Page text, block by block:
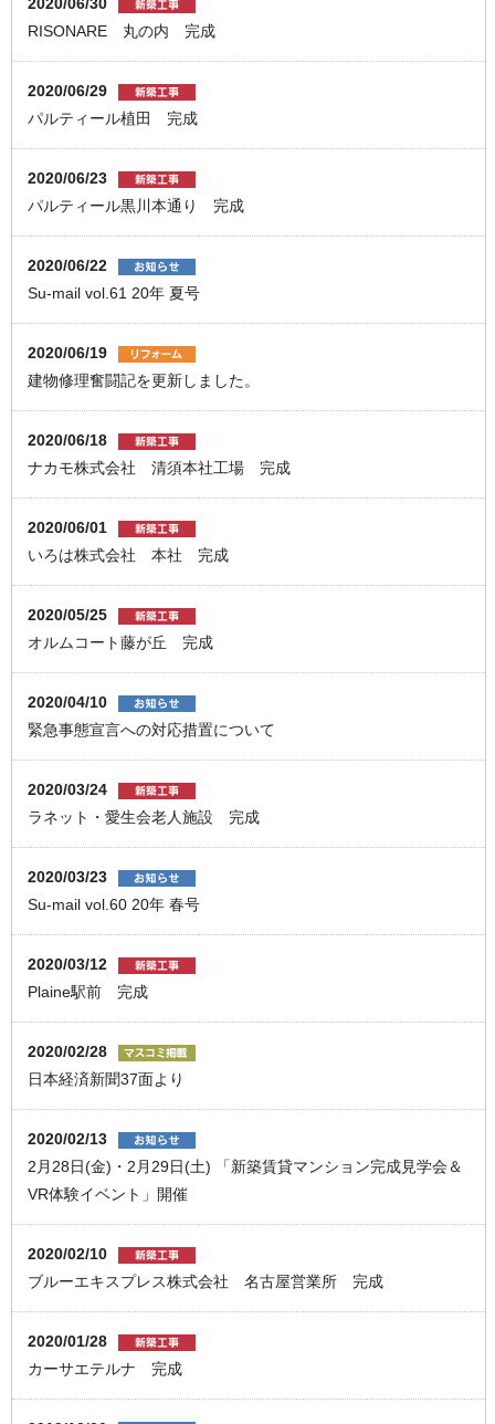
RISONARE 丸の内 完成
2020/06/29
パルティール植田 完成
2020/06/23
パルティール黒川本通り 完成
2020/06/22
Su-mail vol.61 20年 夏号
2020/06/19
建物修理奮闘記を更新しました。
2020/06/18
ナカモ株式会社 清須本社工場 完成
2020/06/01
いろは株式会社 本社 完成
2020/05/25
オルムコート藤が丘 完成
2020/04/10
緊急事態宣言への対応措置について
2020/03/24
ラネット・愛生会老人施設 完成
2020/03/23
Su-mail vol.60 20年 春号
2020/03/12
Plaine駅前 完成
2020/02/28
日本経済新聞37面より
2020/02/13
2月28日(金)・2月29日(土) 「新築賃貸マンション完成見学会＆
VR体験イベント」開催
2020/02/10
ブルーエキスプレス株式会社 名古屋営業所 完成
2020/01/28
カーサエテルナ 完成